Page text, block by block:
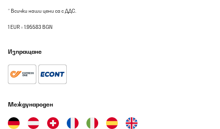
* Всички наши цени са с ДДС.
1 EUR = 1.95583 BGN
Изпращане
Международен